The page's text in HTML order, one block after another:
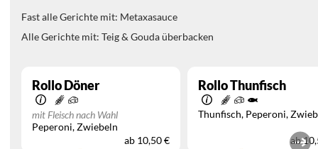
Fast alle Gerichte mit: Metaxasauce
Alle Gerichte mit: Teig & Gouda überbacken
Rollo Döner
mit Fleisch nach Wahl
Peperoni Zwiebeln
ab 10,50 €
Rollo Thunfisch
Thunfisch Peperoni
ab